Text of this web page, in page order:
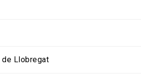
de Llobregat